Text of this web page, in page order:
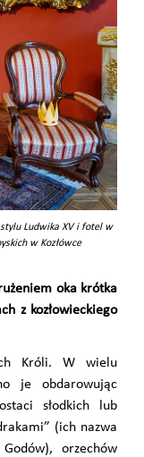
Ludwika XV i fotel w
w Kozłówce
oka krótka
z kozłowieckiego
Króli. W wielu
je obdarowując
słodkich lub
(ich nazwa
Godów), orzechów